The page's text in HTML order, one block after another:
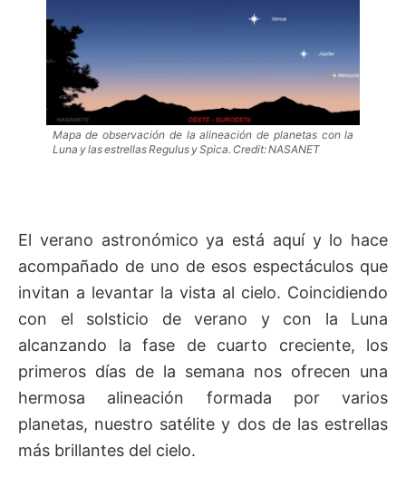
Mapa de observación de la alineación de planetas con la
Luna y las estrellas Regulus y Spica. Credit: NASANET
El verano astronómico ya está aquí y lo hace
acompañado de uno de esos espectáculos que
invitan a levantar la vista al cielo. Coincidiendo
con el solsticio de verano y con la Luna
alcanzando la fase de cuarto creciente, los
primeros días de la semana nos ofrecen una
hermosa alineación formada por varios
planetas, nuestro satélite y dos de las estrellas
más brillantes del cielo.